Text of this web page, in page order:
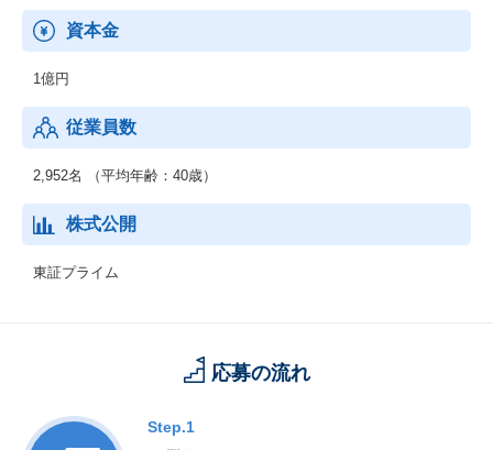
資本金
1億円
従業員数
2,952名 （平均年齢：40歳）
株式公開
東証プライム
応募の流れ
Step.1